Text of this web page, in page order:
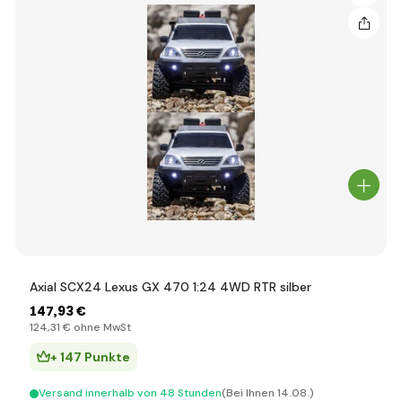
Axial SCX24 Lexus GX 470 1:24 4WD RTR silber
147,93 €
124,31 € ohne MwSt
+ 147 Punkte
Versand innerhalb von 48 Stunden(Bei Ihnen 14.08.)